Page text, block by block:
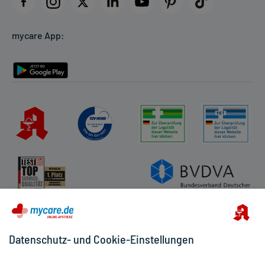
Rückgabe/Widerruf
mycare App:
Datenschutz- und Cookie-Einstellungen